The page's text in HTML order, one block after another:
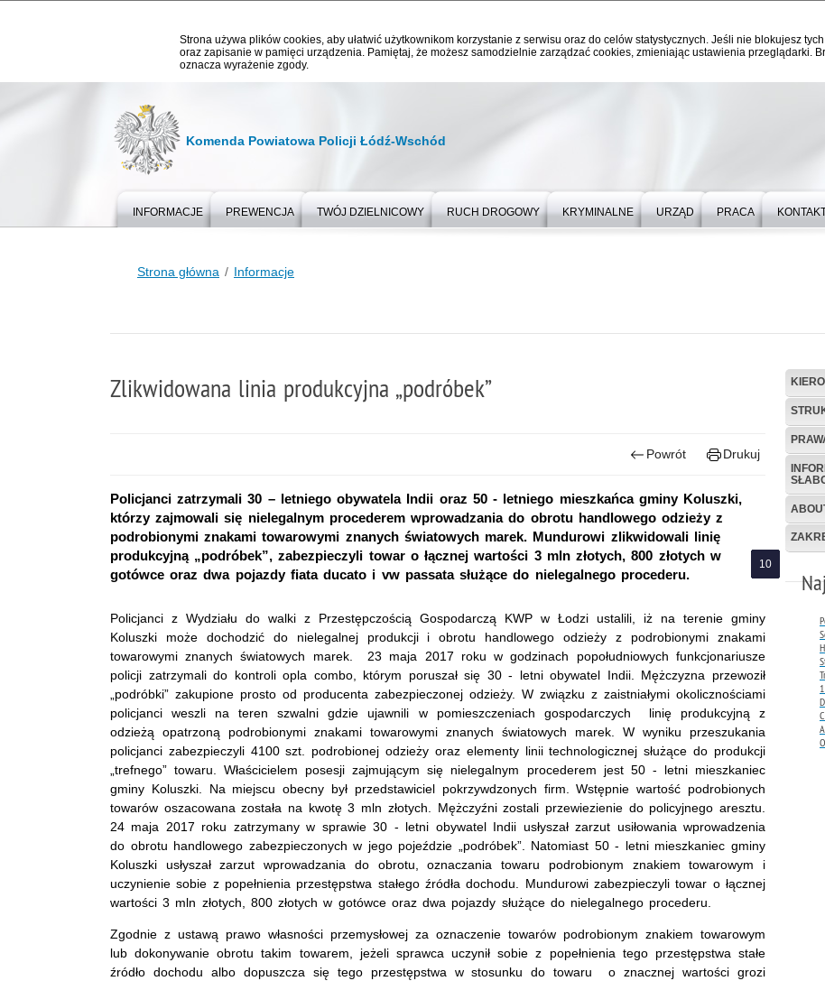
Strona używa plików cookies, aby ułatwić użytkownikom korzystanie z serwisu oraz do celów statystycznych. Jeśli nie blokujesz
oraz zapisanie w pamięci urządzenia. Pamiętaj, że możesz samodzielnie zarządzać cookies, zmieniając ustawienia przeglądarki.
oznacza wyrażenie zgody.
Komenda Powiatowa Policji Łódź-Wschód
INFORMACJE PREWENCJA TWÓJ DZIELNICOWY RUCH DROGOWY KRYMINALNE URZĄD PRACA
Strona główna Informacje
Zlikwidowana linia produkcyjna „podróbek”
Powrót Drukuj
Policjanci zatrzymali 30 – letniego obywatela Indii oraz 50 - letniego mieszkańca gminy Koluszki,
którzy zajmowali się nielegalnym procederem wprowadzania do obrotu handlowego odzieży z
podrobionymi znakami towarowymi znanych światowych marek. Mundurowi zlikwidowali linię
produkcyjną „podróbek”, zabezpieczyli towar o łącznej wartości 3 mln złotych, 800 złotych w
gotówce oraz dwa pojazdy fiata ducato i vw passata służące do nielegalnego procederu.
Policjanci z Wydziału do walki z Przestępczością Gospodarczą KWP w Łodzi ustalili, iż na terenie gminy
Koluszki może dochodzić do nielegalnej produkcji i obrotu handlowego odzieży z podrobionymi znakami
towarowymi znanych światowych marek. 23 maja 2017 roku w godzinach popołudniowych funkcjonariusze
policji zatrzymali do kontroli opla combo, którym poruszał się 30 - letni obywatel Indii. Mężczyzna przewoził
„podróbki” zakupione prosto od producenta zabezpieczonej odzieży. W związku z zaistniałymi okolicznościami
policjanci weszli na teren szwalni gdzie ujawnili w pomieszczeniach gospodarczych linię produkcyjną z
odzieżą opatrzoną podrobionymi znakami towarowymi znanych światowych marek. W wyniku przeszukania
policjanci zabezpieczyli 4100 szt. podrobionej odzieży oraz elementy linii technologicznej służące do produkcji
„trefnego” towaru. Właścicielem posesji zajmującym się nielegalnym procederem jest 50 - letni mieszkaniec
gminy Koluszki. Na miejscu obecny był przedstawiciel pokrzywdzonych firm. Wstępnie wartość podrobionych
towarów oszacowana została na kwotę 3 mln złotych. Mężczyźni zostali przewiezienie do policyjnego aresztu.
24 maja 2017 roku zatrzymany w sprawie 30 - letni obywatel Indii usłyszał zarzut usiłowania wprowadzenia
do obrotu handlowego zabezpieczonych w jego pojeździe „podróbek”. Natomiast 50 - letni mieszkaniec gminy
Koluszki usłyszał zarzut wprowadzania do obrotu, oznaczania towaru podrobionym znakiem towarowym i
uczynienie sobie z popełnienia przestępstwa stałego źródła dochodu. Mundurowi zabezpieczyli towar o łącznej
wartości 3 mln złotych, 800 złotych w gotówce oraz dwa pojazdy służące do nielegalnego procederu.
Zgodnie z ustawą prawo własności przemysłowej za oznaczenie towarów podrobionym znakiem towarowym
lub dokonywanie obrotu takim towarem, jeżeli sprawca uczynił sobie z popełnienia tego przestępstwa stałe
źródło dochodu albo dopuszcza się tego przestępstwa w stosunku do towaru o znacznej wartości grozi